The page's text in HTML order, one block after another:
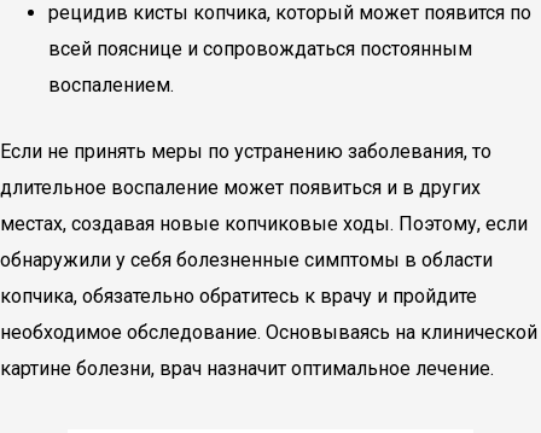
рецидив кисты копчика, который может появится по
всей пояснице и сопровождаться постоянным
воспалением.
Если не принять меры по устранению заболевания, то
длительное воспаление может появиться и в других
местах, создавая новые копчиковые ходы. Поэтому, если
обнаружили у себя болезненные симптомы в области
копчика, обязательно обратитесь к врачу и пройдите
необходимое обследование. Основываясь на клинической
картине болезни, врач назначит оптимальное лечение.